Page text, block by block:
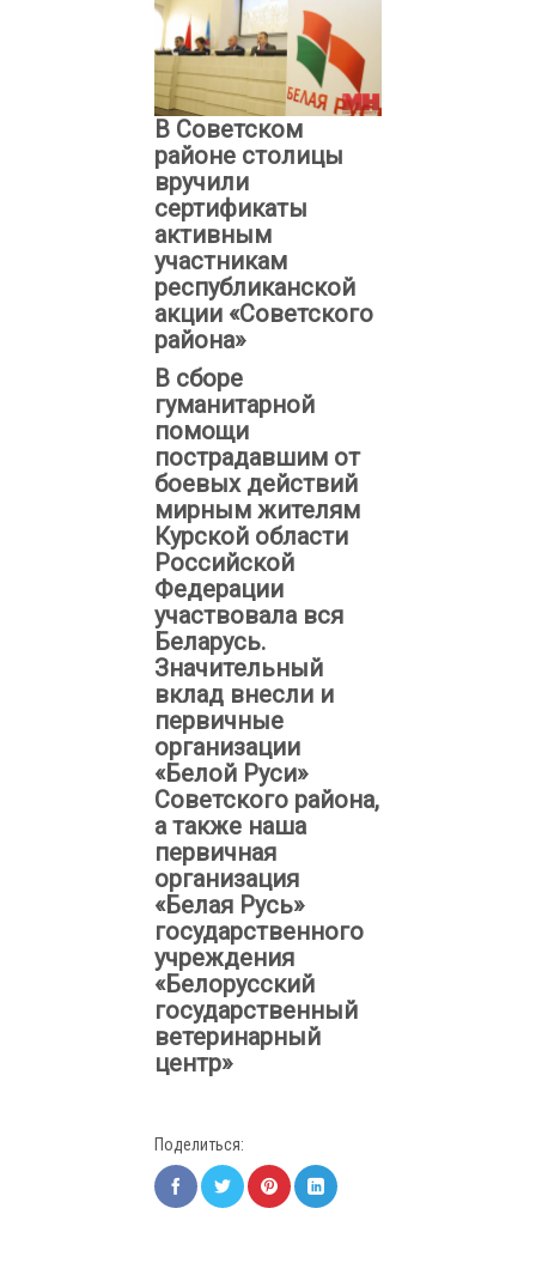
В Советском
районе столицы
вручили
сертификаты
активным
участникам
республиканской
акции «Советского
района»
В сборе
гуманитарной
помощи
пострадавшим от
боевых действий
мирным жителям
Курской области
Российской
Федерации
участвовала вся
Беларусь.
Значительный
вклад внесли и
первичные
организации
«Белой Руси»
Советского района,
а также наша
первичная
организация
«Белая Русь»
государственного
учреждения
«Белорусский
государственный
ветеринарный
центр»
Поделиться: